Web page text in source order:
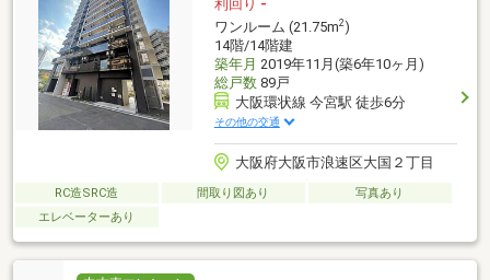
利回り -
ワンルーム (21.75m2)
14階/14階建
築年月 2019年11月(築6年10ヶ月)
総戸数89戸
大阪環状線 今宮駅 徒歩6分
その他の交通
大阪府大阪市浪速区大国２丁目
RC造SRC造 間取り図あり
写真あり
エレベーターあり